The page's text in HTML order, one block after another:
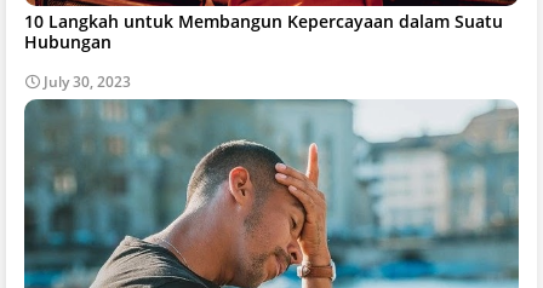
10 Langkah untuk Membangun Kepercayaan dalam Suatu
Hubungan
July 30, 2023